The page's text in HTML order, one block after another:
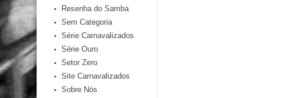
Resenha do Samba
Sem Categoria
Série Carnavalizados
Série Ouro
Setor Zero
Site Carnavalizados
Sobre Nós